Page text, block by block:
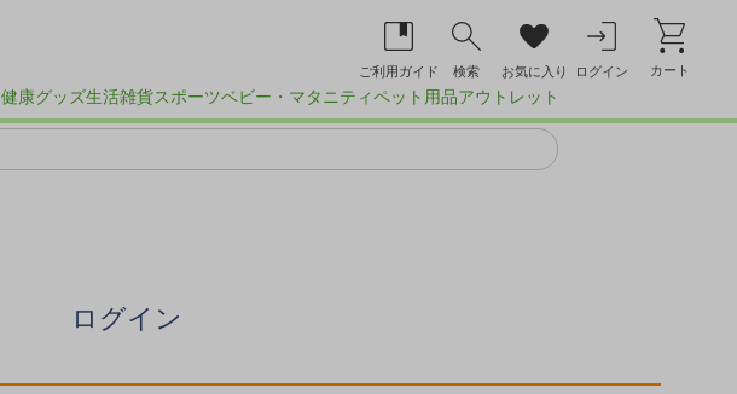
ご利用ガイド 検索 お気に入り ログイン カート
健康グッズ生活雑貨スポーツベビー・マタニティペット用品アウトレット
ログイン